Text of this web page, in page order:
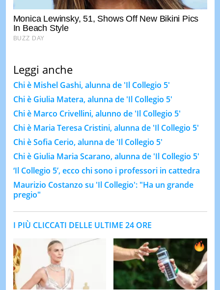
Leggi anche
Chi è Mishel Gashi, alunna de 'Il Collegio 5'
Chi è Giulia Matera, alunna de 'Il Collegio 5'
Chi è Marco Crivellini, alunno de 'Il Collegio 5'
Chi è Maria Teresa Cristini, alunna de 'Il Collegio 5'
Chi è Sofia Cerio, alunna de 'Il Collegio 5'
Chi è Giulia Maria Scarano, alunna de 'Il Collegio 5'
‘Il Collegio 5’, ecco chi sono i professori in cattedra
Maurizio Costanzo su 'Il Collegio': "Ha un grande
pregio"
I PIÙ CLICCATI DELLE ULTIME 24 ORE